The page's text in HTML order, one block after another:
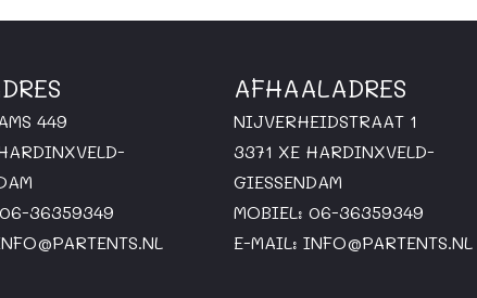
449
36359349
AFHAALADRES
NIJVERHEIDSTRAAT 1
3371 XE HARDINXVELD-
GIESSENDAM
MOBIEL: 06-36359349
E-MAIL: INFO@PARTENTS.NL